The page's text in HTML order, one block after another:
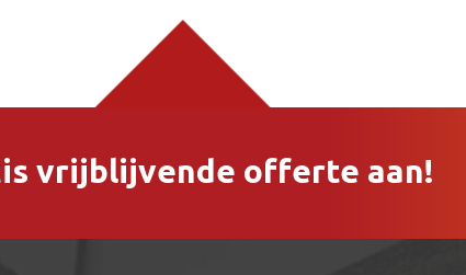
vrijblijvende offerte aan!